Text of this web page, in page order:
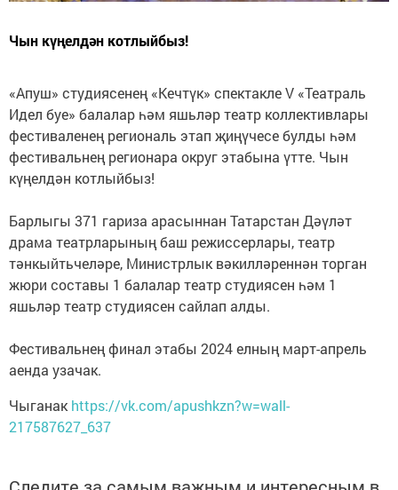
Чын күңелдән котлыйбыз!
«Апуш» студиясенең «Кечтүк» спектакле V «Театраль
Идел буе» балалар һәм яшьләр театр коллективлары
фестиваленең региональ этап җиңүчесе булды һәм
фестивальнең регионара округ этабына үтте. Чын
күңелдән котлыйбыз!
Барлыгы 371 гариза арасыннан Татарстан Дәүләт
драма театрларының баш режиссерлары, театр
тәнкыйтьчеләре, Министрлык вәкилләреннән торган
жюри составы 1 балалар театр студиясен һәм 1
яшьләр театр студиясен сайлап алды.
Фестивальнең финал этабы 2024 елның март-апрель
аенда узачак.
Чыганакhttps://vk.com/apushkzn?w=wall-
217587627_637